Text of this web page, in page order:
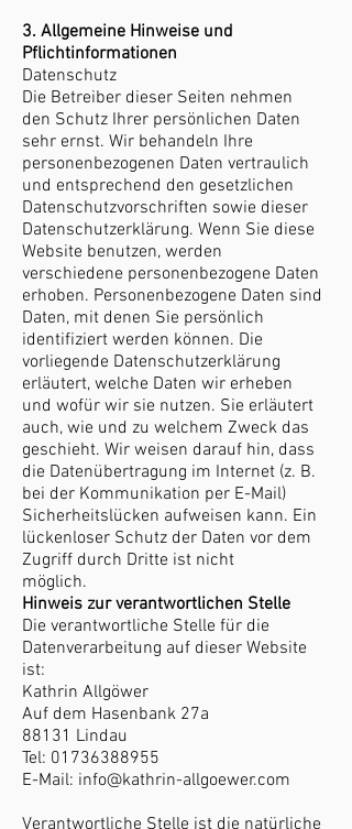
3. Allgemeine Hinweise und
Pflichtinformationen
Datenschutz
Die Betreiber dieser Seiten nehmen
den Schutz Ihrer persönlichen Daten
sehr ernst. Wir behandeln Ihre
personenbezogenen Daten vertraulich
und entsprechend den gesetzlichen
Datenschutzvorschriften sowie dieser
Datenschutzerklärung. Wenn Sie diese
Website benutzen, werden
verschiedene personenbezogene Daten
erhoben. Personenbezogene Daten sind
Daten, mit denen Sie persönlich
identifiziert werden können. Die
vorliegende Datenschutzerklärung
erläutert, welche Daten wir erheben
und wofür wir sie nutzen. Sie erläutert
auch, wie und zu welchem Zweck das
geschieht. Wir weisen darauf hin, dass
die Datenübertragung im Internet (z. B.
bei der Kommunikation per E-Mail)
Sicherheitslücken aufweisen kann. Ein
lückenloser Schutz der Daten vor dem
Zugriff durch Dritte ist nicht
möglich.
Hinweis zur verantwortlichen Stelle
Die verantwortliche Stelle für die
Datenverarbeitung auf dieser Website
ist:
Kathrin Allgöwer
Auf dem Hasenbank 27a
88131 Lindau
Tel: 01736388955
E-Mail: info@kathrin-allgoewer.com
Verantwortliche Stelle ist die natürliche